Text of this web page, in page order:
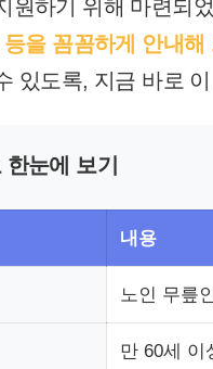
원하기 위해 마련되
을 꼼꼼하게 안내해
있도록, 지금 바로
눈에 보기
내용
노인 무릎
만 60세 이